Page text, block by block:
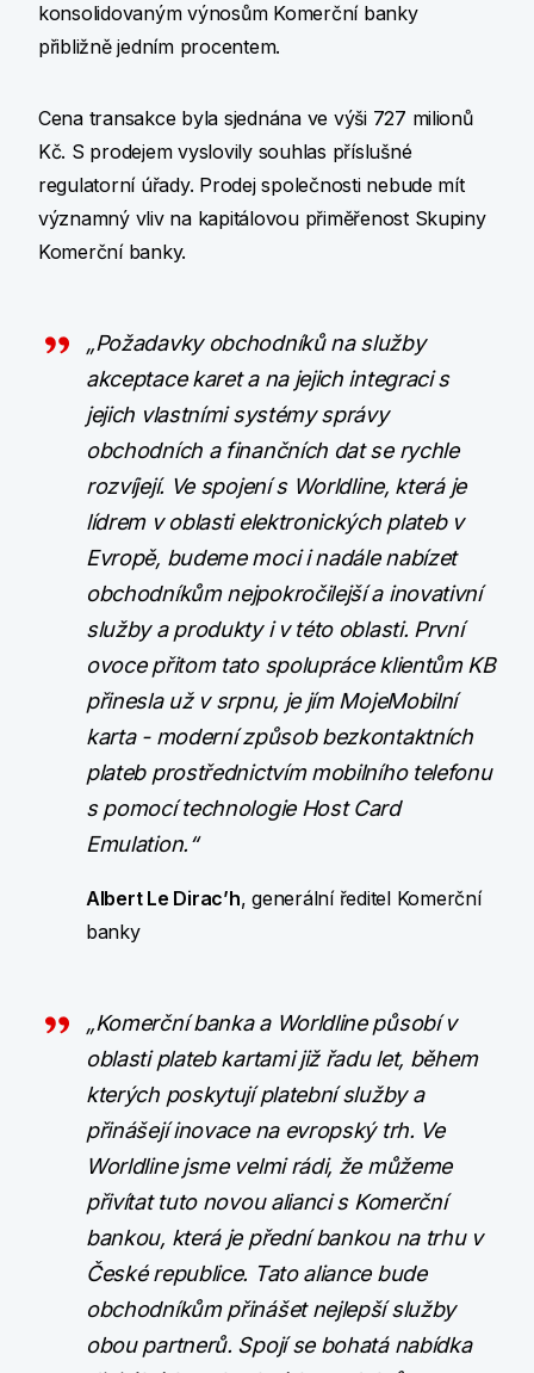
konsolidovaným výnosům Komerční banky
přibližně jedním procentem.
Cena transakce byla sjednána ve výši 727 milionů
Kč. S prodejem vyslovily souhlas příslušné
regulatorní úřady. Prodej společnosti nebude mít
významný vliv na kapitálovou přiměřenost Skupiny
Komerční banky.
„Požadavky obchodníků na služby
akceptace karet a na jejich integraci s
jejich vlastními systémy správy
obchodních a finančních dat se rychle
rozvíjejí. Ve spojení s Worldline, která je
lídrem v oblasti elektronických plateb v
Evropě, budeme moci i nadále nabízet
obchodníkům nejpokročilejší a inovativní
služby a produkty i v této oblasti. První
ovoce přitom tato spolupráce klientům KB
přinesla už v srpnu, je jím MojeMobilní
karta - moderní způsob bezkontaktních
plateb prostřednictvím mobilního telefonu
s pomocí technologie Host Card
Emulation.“
Albert Le Dirac’h, generální ředitel Komerční
banky
„Komerční banka a Worldline působí v
oblasti plateb kartami již řadu let, během
kterých poskytují platební služby a
přinášejí inovace na evropský trh. Ve
Worldline jsme velmi rádi, že můžeme
přivítat tuto novou alianci s Komerční
bankou, která je přední bankou na trhu v
České republice. Tato aliance bude
obchodníkům přinášet nejlepší služby
obou partnerů. Spojí se bohatá nabídka